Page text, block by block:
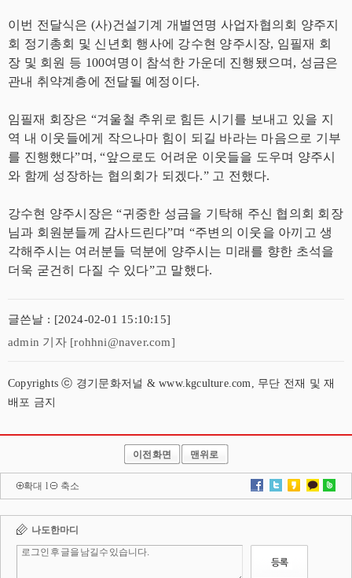
이번 전달식은 (사)건설기계 개별연명 사업자협의회 양주지
회 정기총회 및 신년회 행사에 강수현 양주시장, 임필재 회
장 및 회원 등 100여명이 참석한 가운데 진행됐으며, 성금은
관내 취약계층에 전달될 예정이다.
임필재 회장은 “겨울철 추위로 힘든 시기를 보내고 있을 지
역 내 이웃들에게 작으나마 힘이 되길 바라는 마음으로 기부
를 진행했다”며, “앞으로도 어려운 이웃들을 도우며 양주시
와 함께 성장하는 협의회가 되겠다.” 고 전했다.
강수현 양주시장은 “귀중한 성금을 기탁해 주신 협의회 회장
님과 회원분들께 감사드린다”며 “주변의 이웃을 아끼고 생
각해주시는 여러분들 덕분에 양주시는 미래를 향한 초석을
더욱 굳건히 다질 수 있다”고 말했다.
글쓴날 : [2024-02-01 15:10:15]
admin 기자 [rohhni@naver.com]
Copyrights ⓒ 경기문화저널 & www.kgculture.com, 무단 전재 및 재
배포 금지
이전화면 맨위로
확대 l 축소